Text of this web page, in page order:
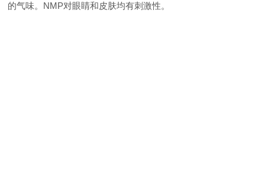
的气味。NMP对眼睛和皮肤均有刺激性。